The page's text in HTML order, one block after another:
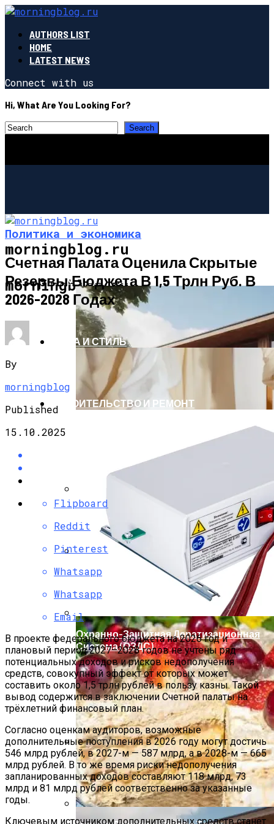
AUTHORS LIST
HOME
LATEST NEWS
Connect with us
Hi, What Are You Looking For?
morningblog.ru
morningblog.ru
АРХИТЕКТУРА И ДИЗАЙН
Как Выбрать Дачу Для Сезонного
Проживания Без Ошибок
Как Правильно Выбрать Дом Для
Северной Стороны Участка
МОДА И СТИЛЬ
Мода Для Бизнес-Леди: Как Совмещать
Стиль И Предпринимательство
СТРОИТЕЛЬСТВО И РЕМОНТ
Охранно-Защитная Дератизационная
Система (ОЗДС)
Политика и экономика
Счетная Палата Оценила Скрытые
Резервы Бюджета В 1,5 Трлн Руб. В
2026-2028 Годах
By
morningblog
Published
15.10.2025
Flipboard
Reddit
Pinterest
Whatsapp
Whatsapp
Email
В проекте федерального бюджета на 2026 год и
плановый период 2027–2028 годов не учтены ряд
потенциальных доходов и рисков недополучения
средств, совокупный эффект от которых может
составить около 1,5 трлн рублей в пользу казны. Такой
вывод содержится в заключении Счетной палаты на
трёхлетний финансовый план.
Согласно оценкам аудиторов, возможные
дополнительные поступления в 2026 году могут достичь
546 млрд рублей, в 2027-м — 587 млрд, а в 2028-м — 665
млрд рублей. В то же время риски недополучения
запланированных доходов составляют 118 млрд, 73
млрд и 81 млрд рублей соответственно за указанные
годы.
Ключевым источником дополнительных средств станет